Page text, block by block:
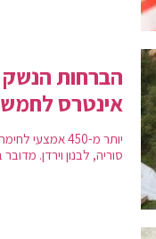
הברחות הנשק
אינטרס
יותר מ-450
סוריה, לבנון וירדן. מדובר